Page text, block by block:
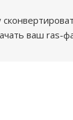
ваш ras-